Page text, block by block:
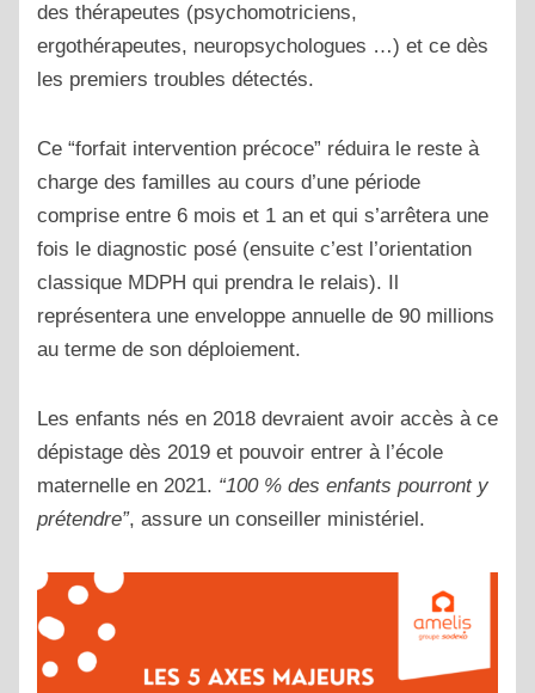
des thérapeutes (psychomotriciens,
ergothérapeutes, neuropsychologues …) et ce dès
les premiers troubles détectés.
Ce “forfait intervention précoce” réduira le reste à
charge des familles au cours d’une période
comprise entre 6 mois et 1 an et qui s’arrêtera une
fois le diagnostic posé (ensuite c’est l’orientation
classique MDPH qui prendra le relais). Il
représentera une enveloppe annuelle de 90 millions
au terme de son déploiement.
Les enfants nés en 2018 devraient avoir accès à ce
dépistage dès 2019 et pouvoir entrer à l’école
maternelle en 2021. “100 % des enfants pourront y
prétendre”, assure un conseiller ministériel.